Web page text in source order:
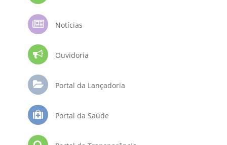
Notícias
Ouvidoria
Portal da Lançadoria
Portal da Saúde